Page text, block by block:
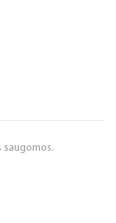
saugomos.